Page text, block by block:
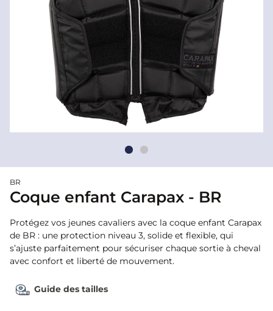
BR
Coque enfant Carapax - BR
Protégez vos jeunes cavaliers avec la coque enfant Carapax
de BR : une protection niveau 3, solide et flexible, qui
s’ajuste parfaitement pour sécuriser chaque sortie à cheval
avec confort et liberté de mouvement.
Guide des tailles